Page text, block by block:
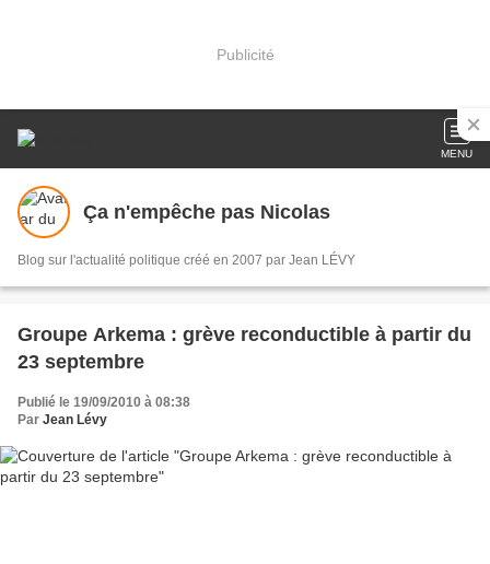
Publicité
MENU
Ça n'empêche pas Nicolas
Blog sur l'actualité politique créé en 2007 par Jean LÉVY
Groupe Arkema : grève reconductible à partir du
23 septembre
Publié le 19/09/2010 à 08:38
Par Jean Lévy